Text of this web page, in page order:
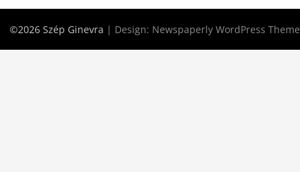
©2026 Szép Ginevra | Design: Newspaperly WordPress Theme